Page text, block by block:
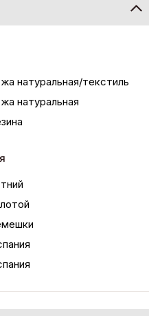
натуральная/текстиль
натуральная